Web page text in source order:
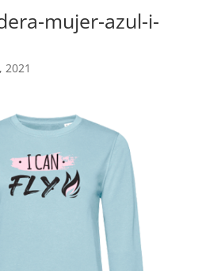
mujer-azul-i-
2021